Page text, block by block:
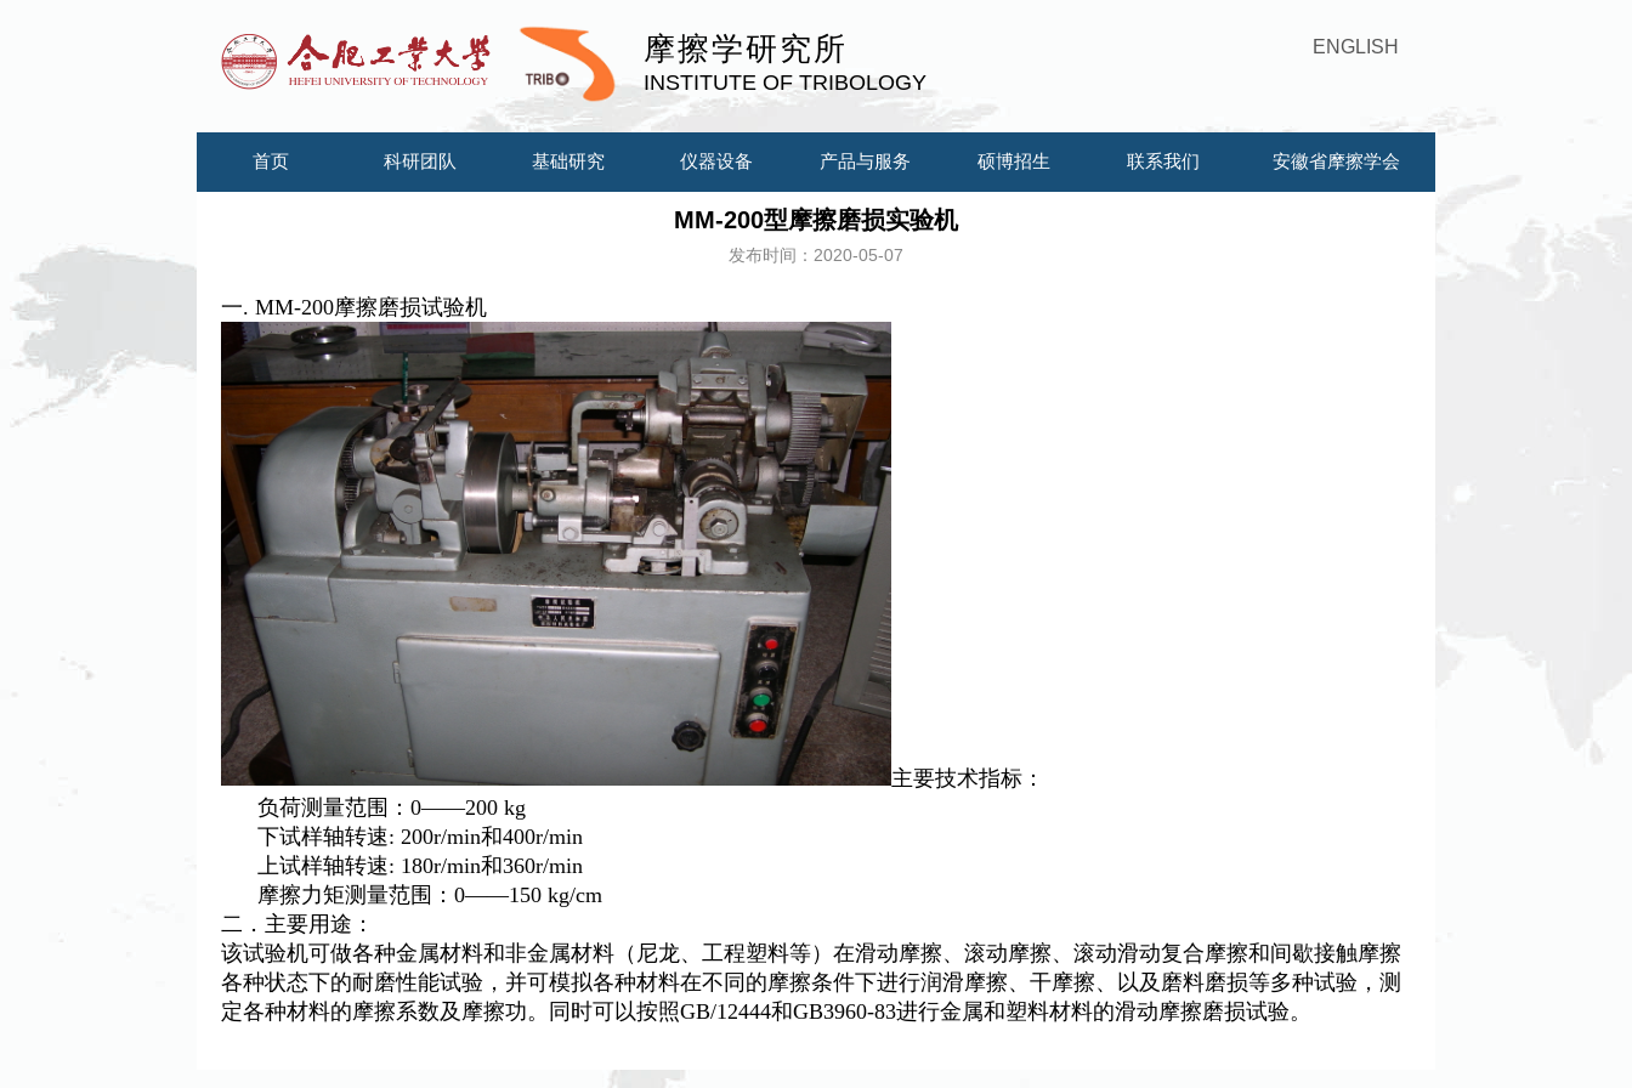
摩擦学研究所
INSTITUTE OF TRIBOLOGY
ENGLISH
首页 科研团队 基础研究 仪器设备 产品与服务 硕博招生 联系我们 安徽省摩擦学会
MM-200型摩擦磨损实验机
发布时间：2020-05-07
一. MM-200摩擦磨损试验机
主要技术指标：
负荷测量范围： 0——200 kg
下试样轴转速: 200r/min和400r/min
上试样轴转速: 180r/min和360r/min
摩擦力矩测量范围： 0——150 kg/cm
二 ．主要用途：
该试验机可做各种金属材料和非金属材料（尼龙、工程塑料等）在滑动摩擦、滚动摩擦、滚动滑动复合摩擦和间歇接触摩擦
各种状态下的耐磨性能试验，并可模拟各种材料在不同的摩擦条件下进行润滑摩擦、干摩擦、以及磨料磨损等多种试验，测
定各种材料的摩擦系数及摩擦功。同时可以按照GB/12444和GB3960-83进行金属和塑料材料的滑动摩擦磨损试验。